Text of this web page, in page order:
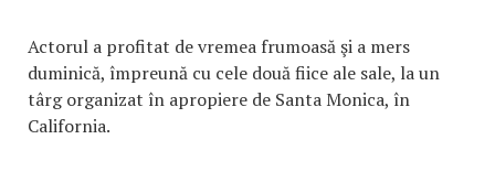
Actorul a profitat de vremea frumoasă şi a mers
duminică, împreună cu cele două fiice ale sale, la un
târg organizat în apropiere de Santa Monica, în
California.